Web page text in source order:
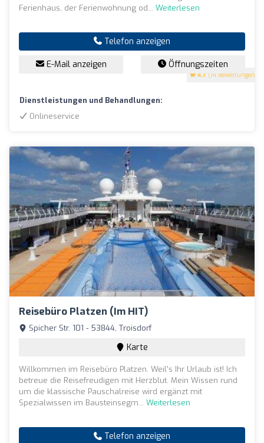
4.7 (14 Bewertungen)
Ferienhaus, der Ferienwohnung od... Weiterlesen
Telefon anzeigen
E-Mail anzeigen Öffnungszeiten
Dienstleistungen und Behandlungen:
Onlineservice
Reisebüro Platzen (im HIT)
Spicher Str. 101 - 53844, Troisdorf
Karte
Willkommen im Reisebüro Platzen. Weil's Ihr Urlaub ist! Ich
betreue die Reisefreudigen mit Herzblut. Mein Wissen rund
um die klassische Pauschalreise wird ergänzt mit
Spezialwissen im Bausteinsegm... Weiterlesen
Telefon anzeigen